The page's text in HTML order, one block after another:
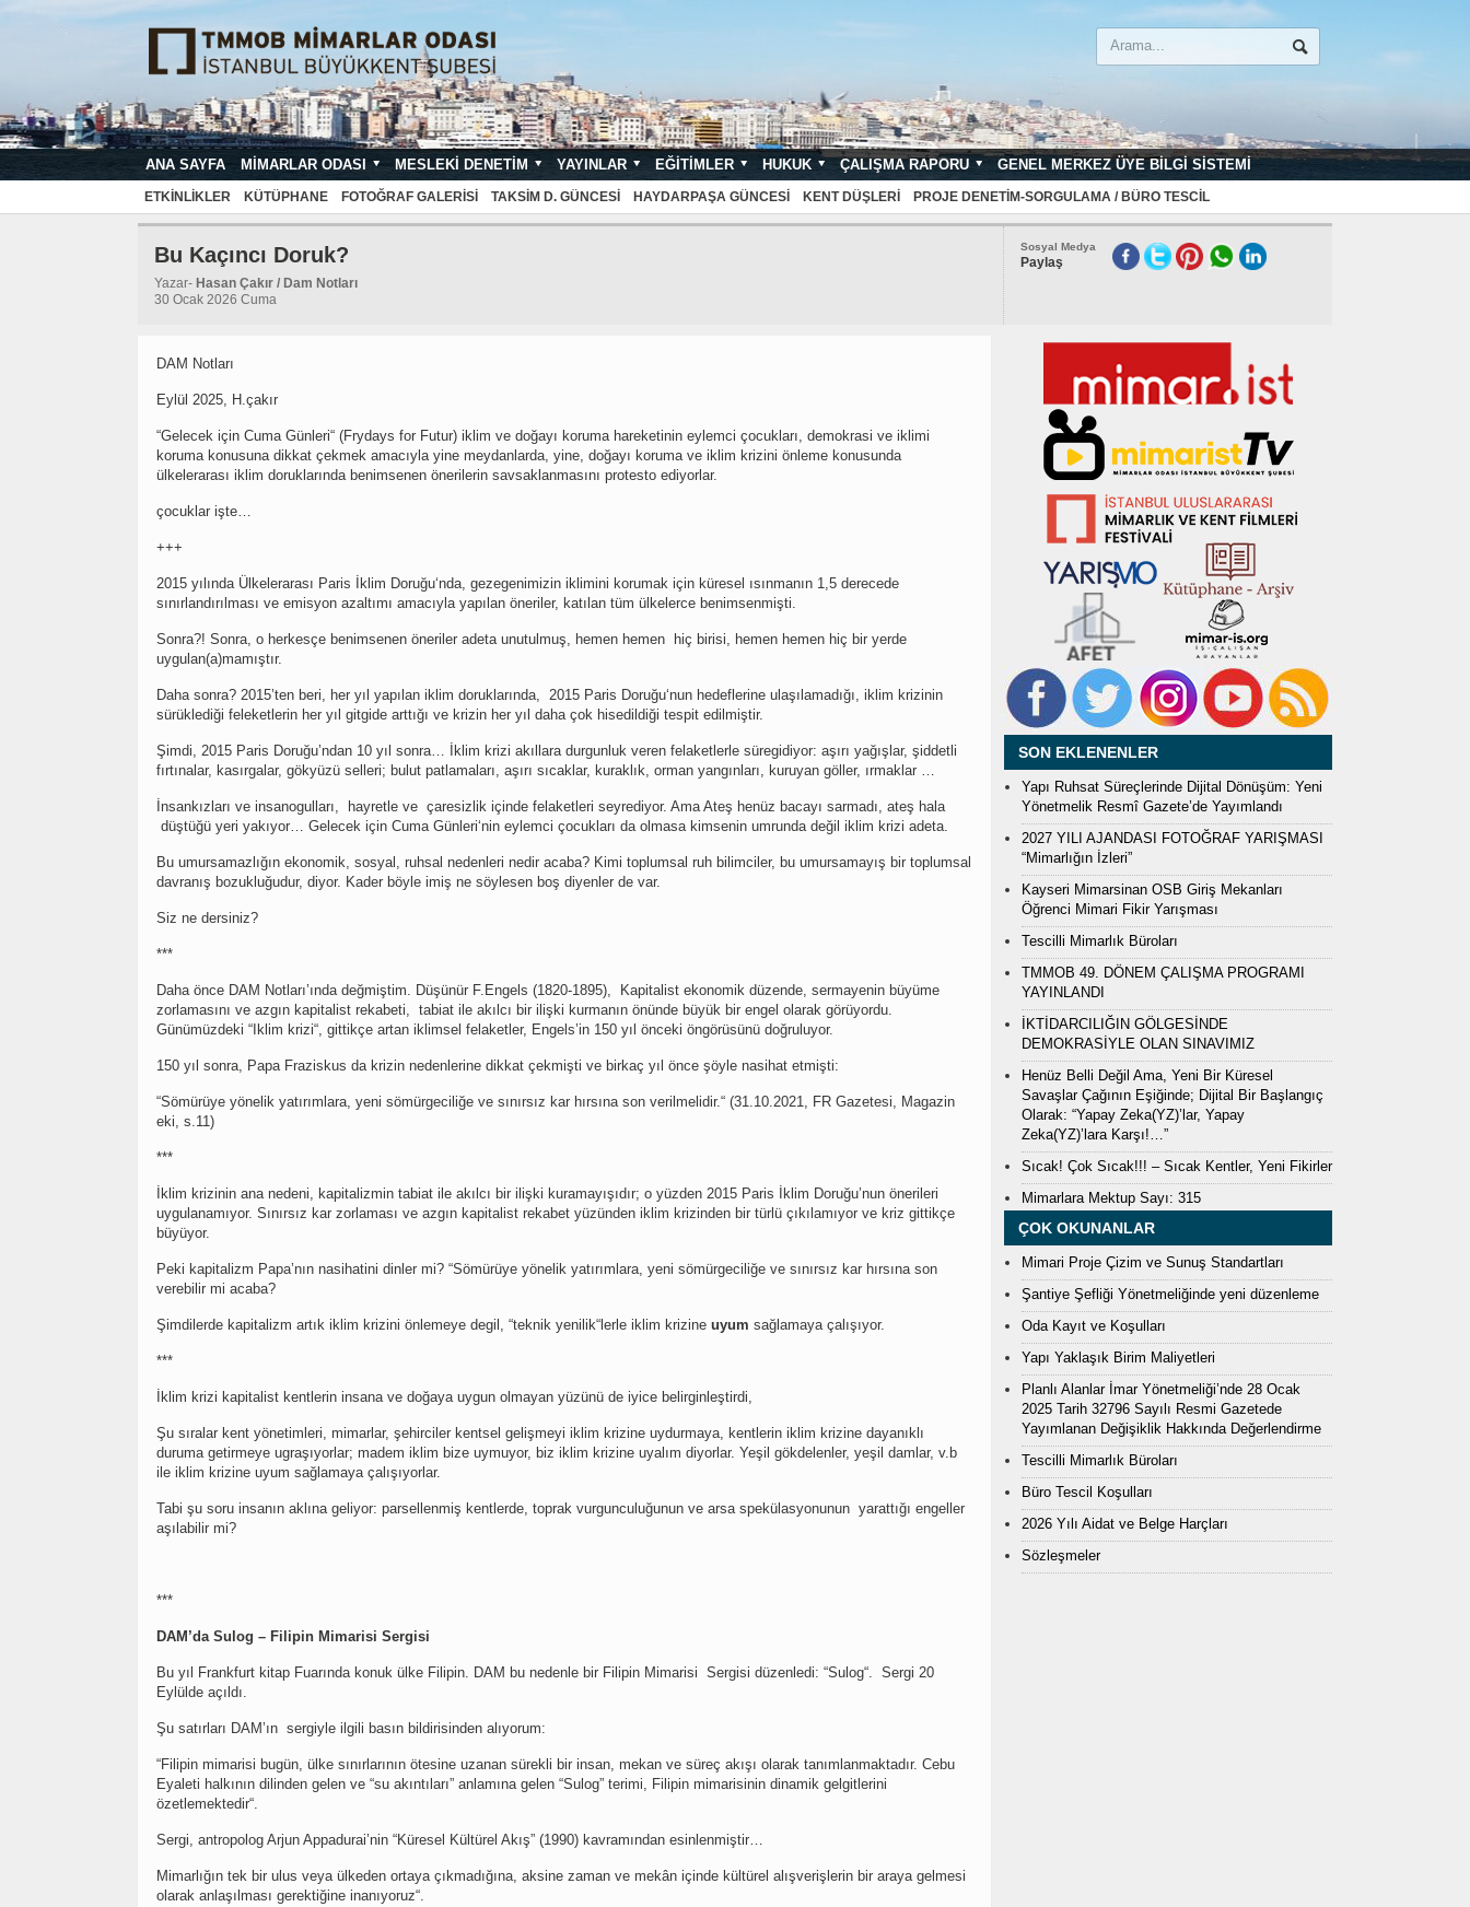
ANA SAYFA MIMARLAR ODASI MESLEKI DENETIM YAYINLAR EĞITIMLER HUKUK ÇALIŞMA RAPORU GENEL MERKEZ ÜYE BILGI SISTEMI
ETKINLIKLER KÜTÜPHANE FOTOĞRAF GALERISI TAKSIM D. GÜNCESI HAYDARPAŞA GÜNCESI KENT DÜŞLERI PROJE DENETIM-SORGULAMA / BÜRO TESCIL
Sosyal Medya
Paylaş
Bu Kaçıncı Doruk?
Yazar- Hasan Çakır / Dam Notları
30 Ocak 2026 Cuma
DAM Notları
Eylül 2025, H.çakır
“Gelecek için Cuma Günleri“ (Frydays for Futur) iklim ve doğayı koruma hareketinin eylemci çocukları, demokrasi ve iklimi
koruma konusuna dikkat çekmek amacıyla yine meydanlarda, yine, doğayı koruma ve iklim krizini önleme konusunda
ülkelerarası iklim doruklarında benimsenen önerilerin savsaklanmasını protesto ediyorlar.
çocuklar işte…
+++
2015 yılında Ülkelerarası Paris İklim Doruğu‘nda, gezegenimizin iklimini korumak için küresel ısınmanın 1,5 derecede
sınırlandırılması ve emisyon azaltımı amacıyla yapılan öneriler, katılan tüm ülkelerce benimsenmişti.
Sonra?! Sonra, o herkesçe benimsenen öneriler adeta unutulmuş, hemen hemen hiç birisi, hemen hemen hiç bir yerde
uygulan(a)mamıştır.
Daha sonra? 2015’ten beri, her yıl yapılan iklim doruklarında, 2015 Paris Doruğu‘nun hedeflerine ulaşılamadığı, iklim krizinin
sürüklediği feleketlerin her yıl gitgide arttığı ve krizin her yıl daha çok hisedildiği tespit edilmiştir.
Şimdi, 2015 Paris Doruğu’ndan 10 yıl sonra… İklim krizi akıllara durgunluk veren felaketlerle süregidiyor: aşırı yağışlar, şiddetli
fırtınalar, kasırgalar, gökyüzü selleri; bulut patlamaları, aşırı sıcaklar, kuraklık, orman yangınları, kuruyan göller, ırmaklar …
İnsankızları ve insanogulları, hayretle ve çaresizlik içinde felaketleri seyrediyor. Ama Ateş henüz bacayı sarmadı, ateş hala
düştüğü yeri yakıyor… Gelecek için Cuma Günleri‘nin eylemci çocukları da olmasa kimsenin umrunda değil iklim krizi adeta.
Bu umursamazlığın ekonomik, sosyal, ruhsal nedenleri nedir acaba? Kimi toplumsal ruh bilimciler, bu umursamayış bir toplumsal
davranış bozukluğudur, diyor. Kader böyle imiş ne söylesen boş diyenler de var.
Siz ne dersiniz?
***
Daha önce DAM Notları’ında değmiştim. Düşünür F.Engels (1820-1895), Kapitalist ekonomik düzende, sermayenin büyüme
zorlamasını ve azgın kapitalist rekabeti, tabiat ile akılcı bir ilişki kurmanın önünde büyük bir engel olarak görüyordu.
Günümüzdeki “Iklim krizi“, gittikçe artan iklimsel felaketler, Engels’in 150 yıl önceki öngörüsünü doğruluyor.
150 yıl sonra, Papa Fraziskus da krizin nedenlerine dikkat çekmişti ve birkaç yıl önce şöyle nasihat etmişti:
“Sömürüye yönelik yatırımlara, yeni sömürgeciliğe ve sınırsız kar hırsına son verilmelidir.“ (31.10.2021, FR Gazetesi, Magazin
eki, s.11)
***
İklim krizinin ana nedeni, kapitalizmin tabiat ile akılcı bir ilişki kuramayışıdır; o yüzden 2015 Paris İklim Doruğu’nun önerileri
uygulanamıyor. Sınırsız kar zorlaması ve azgın kapitalist rekabet yüzünden iklim krizinden bir türlü çıkılamıyor ve kriz gittikçe
büyüyor.
Peki kapitalizm Papa’nın nasihatini dinler mi? “Sömürüye yönelik yatırımlara, yeni sömürgeciliğe ve sınırsız kar hırsına son
verebilir mi acaba?
Şimdilerde kapitalizm artık iklim krizini önlemeye degil, “teknik yenilik“lerle iklim krizine uyum sağlamaya çalışıyor.
***
İklim krizi kapitalist kentlerin insana ve doğaya uygun olmayan yüzünü de iyice belirginleştirdi,
Şu sıralar kent yönetimleri, mimarlar, şehirciler kentsel gelişmeyi iklim krizine uydurmaya, kentlerin iklim krizine dayanıklı
duruma getirmeye ugraşıyorlar; madem iklim bize uymuyor, biz iklim krizine uyalım diyorlar. Yeşil gökdelenler, yeşil damlar, v.b
ile iklim krizine uyum sağlamaya çalışıyorlar.
Tabi şu soru insanın aklına geliyor: parsellenmiş kentlerde, toprak vurgunculuğunun ve arsa spekülasyonunun yarattığı engeller
aşılabilir mi?
***
DAM’da Sulog – Filipin Mimarisi Sergisi
Bu yıl Frankfurt kitap Fuarında konuk ülke Filipin. DAM bu nedenle bir Filipin Mimarisi Sergisi düzenledi: “Sulog“. Sergi 20
Eylülde açıldı.
Şu satırları DAM’ın sergiyle ilgili basın bildirisinden alıyorum:
“Filipin mimarisi bugün, ülke sınırlarının ötesine uzanan sürekli bir insan, mekan ve süreç akışı olarak tanımlanmaktadır. Cebu
Eyaleti halkının dilinden gelen ve “su akıntıları” anlamına gelen “Sulog” terimi, Filipin mimarisinin dinamik gelgitlerini
özetlemektedir“.
Sergi, antropolog Arjun Appadurai’nin “Küresel Kültürel Akış” (1990) kavramından esinlenmiştir…
Mimarlığın tek bir ulus veya ülkeden ortaya çıkmadığına, aksine zaman ve mekân içinde kültürel alışverişlerin bir araya gelmesi
olarak anlaşılması gerektiğine inanıyoruz“.
SON EKLENENLER
Yapı Ruhsat Süreçlerinde Dijital Dönüşüm: Yeni
Yönetmelik Resmî Gazete’de Yayımlandı
2027 YILI AJANDASI FOTOĞRAF YARIŞMASI
“Mimarlığın İzleri”
Kayseri Mimarsinan OSB Giriş Mekanları
Öğrenci Mimari Fikir Yarışması
Tescilli Mimarlık Büroları
TMMOB 49. DÖNEM ÇALIŞMA PROGRAMI
YAYINLANDI
İKTİDARCILIĞIN GÖLGESİNDE
DEMOKRASİYLE OLAN SINAVIMIZ
Henüz Belli Değil Ama, Yeni Bir Küresel
Savaşlar Çağının Eşiğinde; Dijital Bir Başlangıç
Olarak: “Yapay Zeka(YZ)’lar, Yapay
Zeka(YZ)’lara Karşı!…”
Sıcak! Çok Sıcak!!! – Sıcak Kentler, Yeni Fikirler
Mimarlara Mektup Sayı: 315
ÇOK OKUNANLAR
Mimari Proje Çizim ve Sunuş Standartları
Şantiye Şefliği Yönetmeliğinde yeni düzenleme
Oda Kayıt ve Koşulları
Yapı Yaklaşık Birim Maliyetleri
Planlı Alanlar İmar Yönetmeliği’nde 28 Ocak
2025 Tarih 32796 Sayılı Resmi Gazetede
Yayımlanan Değişiklik Hakkında Değerlendirme
Tescilli Mimarlık Büroları
Büro Tescil Koşulları
2026 Yılı Aidat ve Belge Harçları
Sözleşmeler